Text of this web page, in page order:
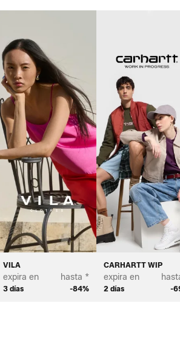
VILA
expira en
3 días
hasta *
-84%
CARHARTT WIP
expira en
2 días -